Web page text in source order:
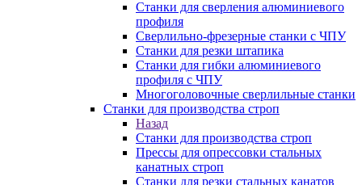
Станки для сверления алюминиевого
профиля
Сверлильно-фрезерные станки с ЧПУ
Станки для резки штапика
Станки для гибки алюминиевого
профиля с ЧПУ
Многоголовочные сверлильные станки
Станки для производства строп
Назад
Станки для производства строп
Прессы для опрессовки стальных
канатных строп
Станки для резки стальных канатов